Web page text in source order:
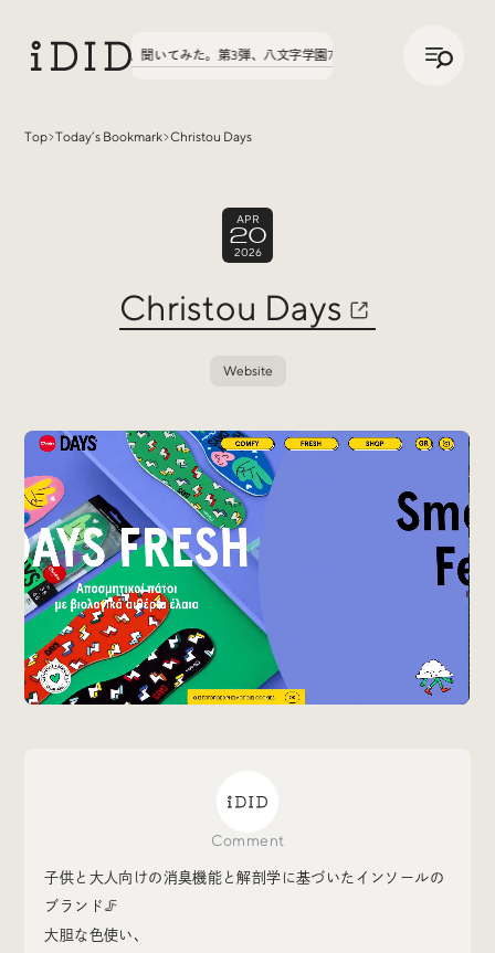
実績の話、聞いてみた。第3弾、八文字学園70周年サイトが公開中！実績の
JP
Sites Of Interest 今月の気になるサイト
Special 特集
Events イベント
Other そのほか
Today’s Bookmark
今日のブクマ
Top Today’s Bookmark Christou Days
APR
20
2026
Christou Days
Website
Comment
子供と大人向けの消臭機能と解剖学に基づいたインソールの
ブランド🦵
大胆な色使い、